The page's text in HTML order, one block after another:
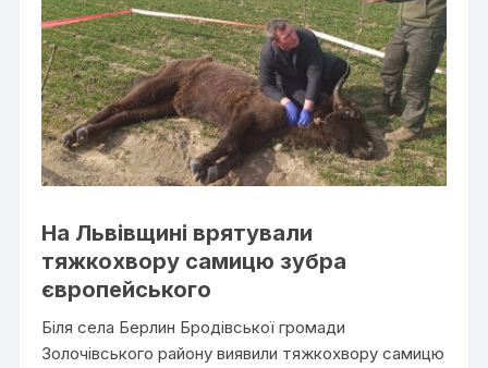
На Львівщині врятували
тяжкохвору самицю зубра
європейського
Біля села Берлин Бродівської громади
Золочівського району виявили тяжкохвору самицю